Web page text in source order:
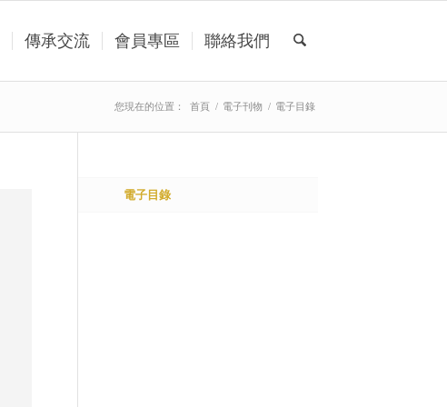
傳承交流 會員專區 聯絡我們
您現在的位置： 首頁 / 電子刊物 / 電子目錄
電子目錄